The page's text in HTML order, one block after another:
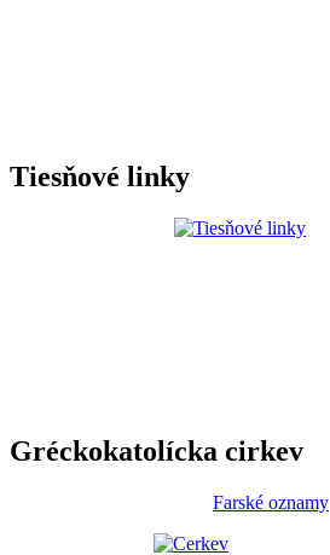
Tiesňové linky
Gréckokatolícka cirkev
Farské oznamy